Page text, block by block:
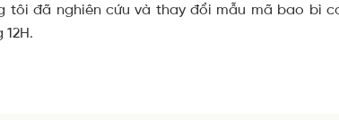
tôi đã nghiên cứu và thay đổi mẫu mã bao bì